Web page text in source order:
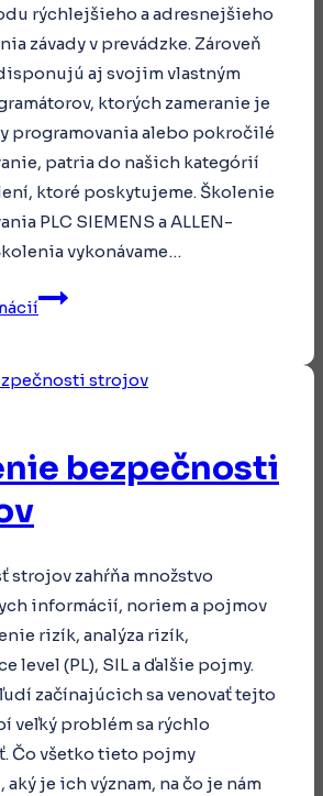
rýchlejšieho a adresnejšieho
závady v prevádzke. Zároveň
aj svojim vlastným
ktorých zameranie je
programovania alebo pokročilé
patria do našich kategórií
ktoré poskytujeme. Školenie
PLC SIEMENS a ALLEN-
vykonávame…
Školenie
a
bezpečnosti
strojov zahŕňa množstvo
informácií, noriem a pojmov
rizík, analýza rizík,
level (PL), SIL a ďalšie pojmy.
začínajúcich sa venovať tejto
veľký problém sa rýchlo
Čo všetko tieto pojmy
aký je ich význam, na čo je nám